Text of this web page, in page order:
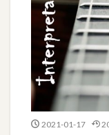
2021-01-17